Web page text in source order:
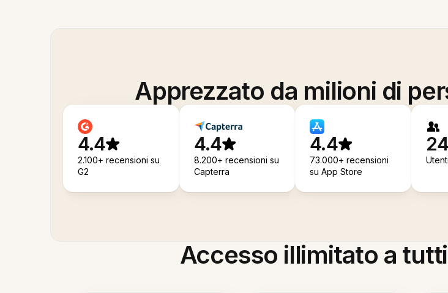
Apprezzato da milioni di
4.4
2.100+ recensioni su
G2
4.4
8.200+ recensioni su
Capterra
4.4
73.000+ recensioni
su App Store
Accesso illimitato a